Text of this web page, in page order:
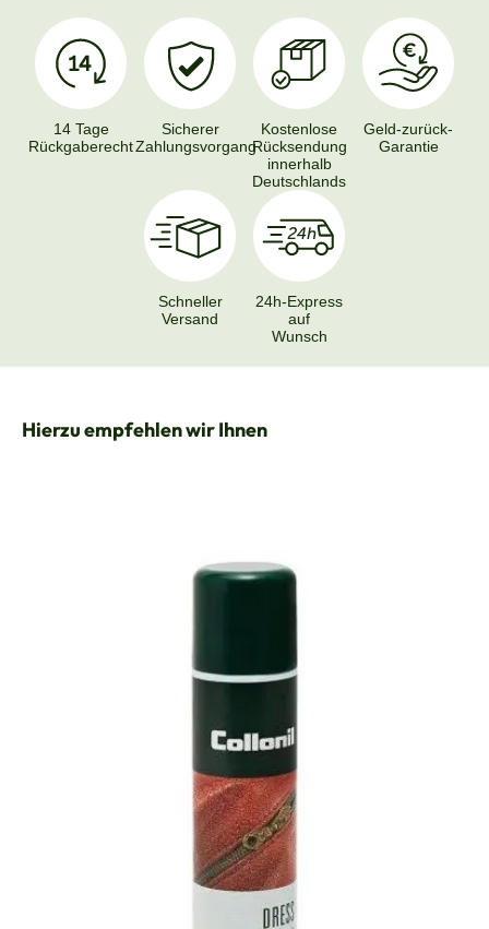
14 Tage
Rückgaberecht
Sicherer
Zahlungsvorgang
Kostenlose
Rücksendung
innerhalb
Deutschlands
Geld-zurück-
Garantie
Schneller
Versand
24h-Express
auf
Wunsch
Produktgalerie überspringen
Hierzu empfehlen wir Ihnen